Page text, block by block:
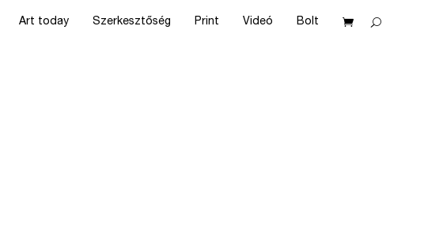
Art today Szerkesztőség Print Videó Bolt